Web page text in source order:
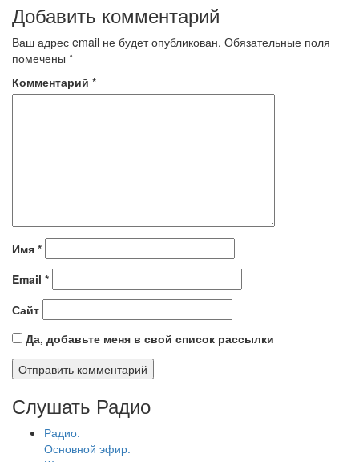
Добавить комментарий
Ваш адрес email не будет опубликован. Обязательные поля
помечены *
Комментарий *
Имя *
Email *
Сайт
Да, добавьте меня в свой список рассылки
Слушать Радио
Радио.
Основной эфир.